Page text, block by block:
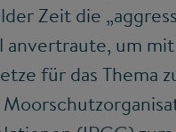
Zeit die
anvertraute, um
für das Thema